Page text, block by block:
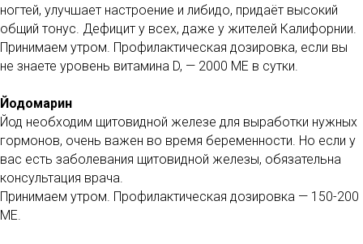
ногтей, улучшает настроение и либидо, придаёт высокий
общий тонус. Дефицит у всех, даже у жителей Калифорнии.
Принимаем утром. Профилактическая дозировка, если вы
не знаете уровень витамина D, — 2000 МЕ в сутки.
Йодомарин
Йод необходим щитовидной железе для выработки нужных
гормонов, очень важен во время беременности. Но если у
вас есть заболевания щитовидной железы, обязательна
консультация врача.
Принимаем утром. Профилактическая дозировка — 150-200
МЕ.